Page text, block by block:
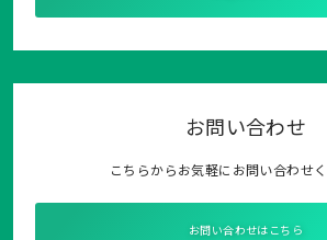
お問い合わせ
こちらからお気軽にお問い合わせく
お問い合わせはこちら